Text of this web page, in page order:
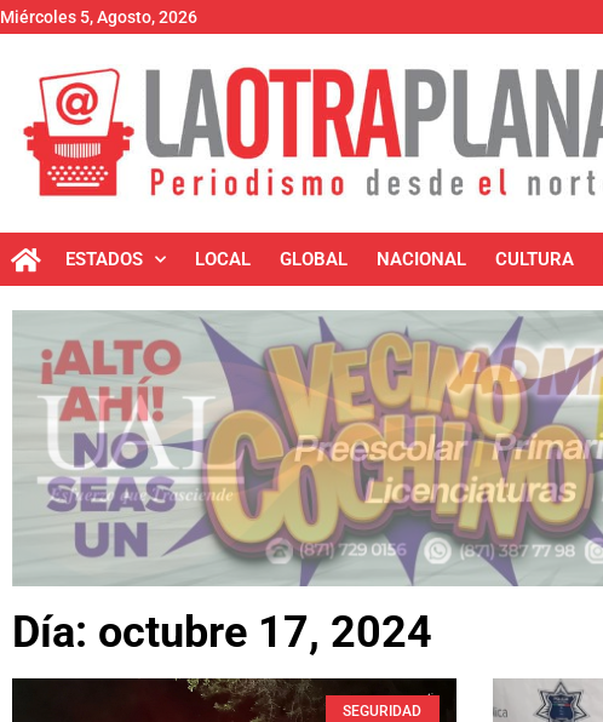
Miércoles 5, Agosto, 2026
ESTADOS LOCAL GLOBAL NACIONAL CULTURA
Día: octubre 17, 2024
SEGURIDAD